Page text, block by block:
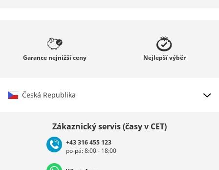
Garance nejnižší ceny Nejlepšívýběr
Česká Republika
Deutschland Österreich
Zákaznický servis (časy v CET)
+43 316 455 123
po-pá: 8:00 - 18:00